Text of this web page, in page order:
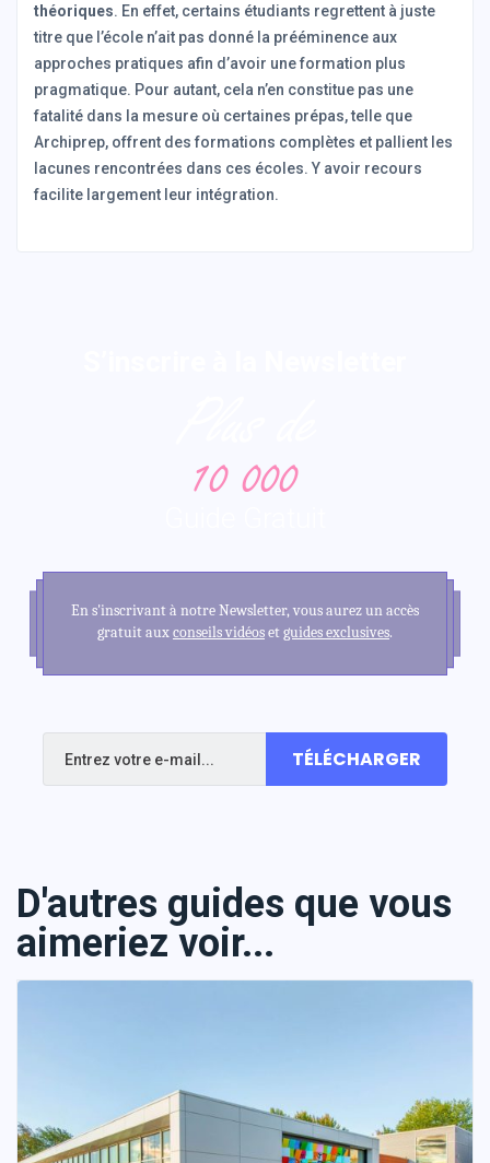
théoriques. En effet, certains étudiants regrettent à juste
titre que l’école n’ait pas donné la prééminence aux
approches pratiques afin d’avoir une formation plus
pragmatique. Pour autant, cela n’en constitue pas une
fatalité dans la mesure où certaines prépas, telle que
Archiprep, offrent des formations complètes et pallient les
lacunes rencontrées dans ces écoles. Y avoir recours
facilite largement leur intégration.
10 000
En s'inscrivant à notre Newsletter, vous aurez un accès
gratuit auxconseils vidéoset guides exclusives.
TÉLÉCHARGER
D'autres guides que vous
aimeriez voir...